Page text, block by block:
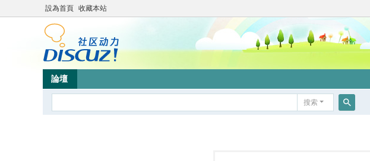
設為首頁 收藏本站
論壇
搜索